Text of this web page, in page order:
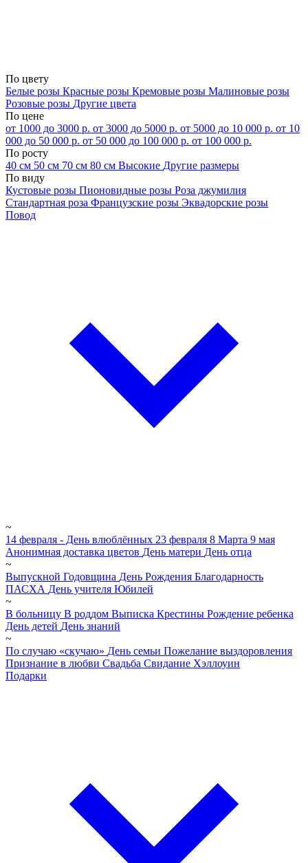
По цвету
Белые розы Красные розы Кремовые розы Малиновые розы
Розовые розы Другие цвета
По цене
от 1000 до 3000 р. от 3000 до 5000 р. от 5000 до 10 000 р. от 10
000 до 50 000 р. от 50 000 до 100 000 р. от 100 000 р.
По росту
40 см 50 см 70 см 80 см Высокие Другие размеры
По виду
Кустовые розы Пионовидные розы Роза джумилия
Стандартная роза Французские розы Эквадорские розы
Повод
~
14 февраля - День влюблённых 23 февраля 8 Марта 9 мая
Анонимная доставка цветов День матери День отца
~
Выпускной Годовщина День Рождения Благодарность
ПАСХА День учителя Юбилей
~
В больницу В роддом Выписка Крестины Рождение ребенка
День детей День знаний
~
По случаю «скучаю» День семьи Пожелание выздоровления
Признание в любви Свадьба Свидание Хэллоуин
Подарки